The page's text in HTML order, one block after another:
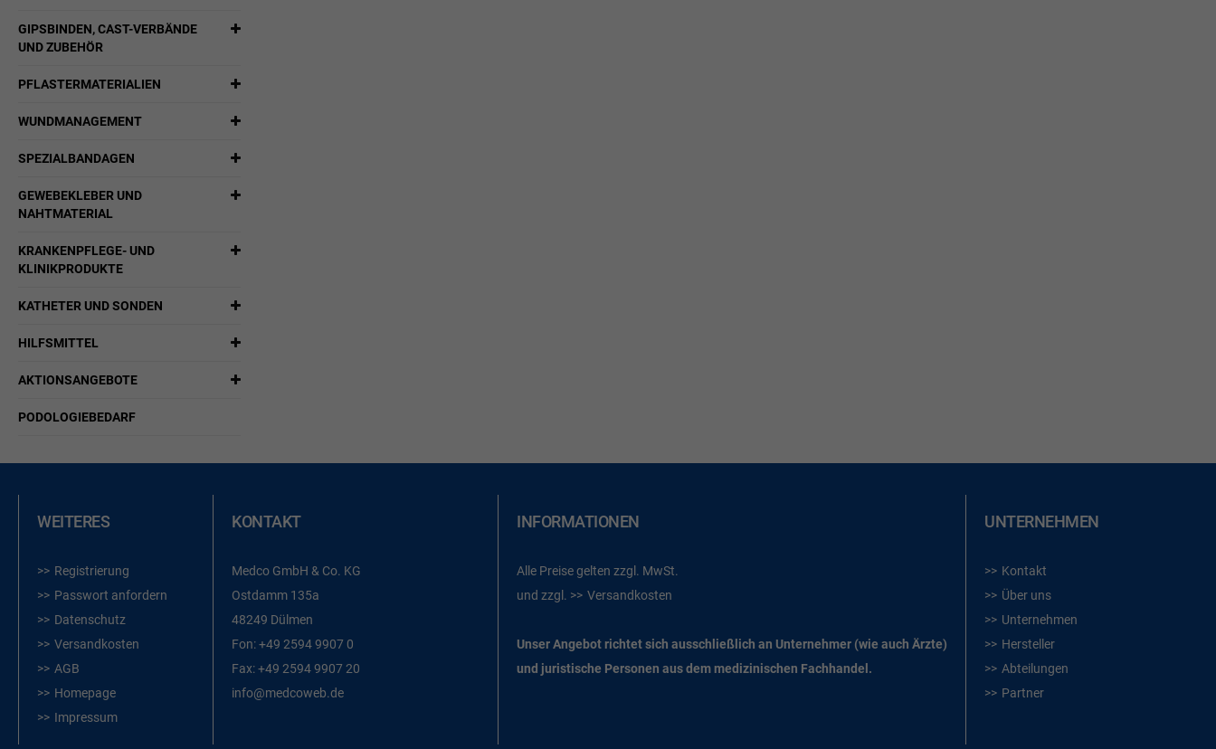
GIPSBINDEN, CAST-VERBÄNDE
UND ZUBEHÖR
PFLASTERMATERIALIEN
WUNDMANAGEMENT
SPEZIALBANDAGEN
GEWEBEKLEBER UND
NAHTMATERIAL
KRANKENPFLEGE- UND
KLINIKPRODUKTE
KATHETER UND SONDEN
HILFSMITTEL
AKTIONSANGEBOTE
PODOLOGIEBEDARF
WEITERES
Registrierung
Passwort anfordern
Datenschutz
Versandkosten
AGB
Homepage
Impressum
KONTAKT
Medco GmbH & Co. KG
Ostdamm 135a
48249 Dülmen
Fon:+49 2594 9907 0
Fax:+49 2594 9907 20
info@medcoweb.de
INFORMATIONEN
Alle Preise gelten zzgl. MwSt.
und zzgl.
Versandkosten
Unser Angebot richtet sich ausschließlich an Unternehmer (wie auch Ärzte)
und juristische Personen aus dem medizinischen Fachhandel.
UNTERNEHMEN
Kontakt
Über uns
Unternehmen
Hersteller
Abteilungen
Partner